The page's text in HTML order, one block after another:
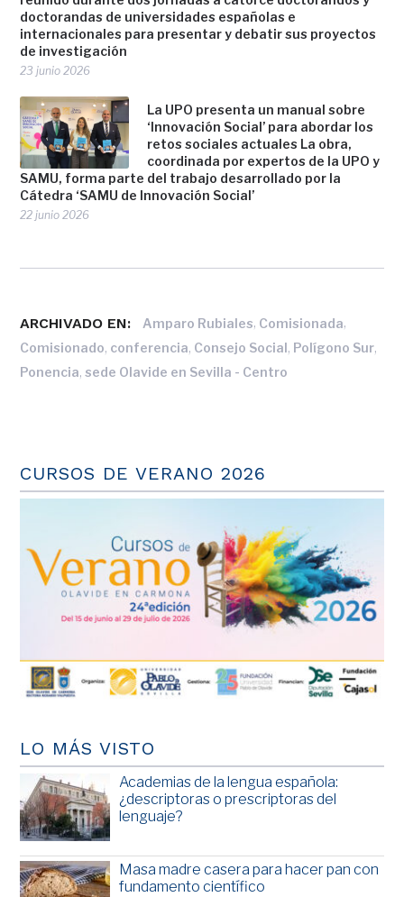
doctorandas de universidades españolas e
internacionales para presentar y debatir sus proyectos
de investigación
23 junio 2026
La UPO presenta un manual sobre
‘Innovación Social’ para abordar los
retos sociales actuales La obra,
coordinada por expertos de la UPO y
SAMU, forma parte del trabajo desarrollado por la
Cátedra ‘SAMU de Innovación Social’
22 junio 2026
ARCHIVADO EN: Amparo Rubiales, Comisionada,
Comisionado, conferencia, Consejo Social, Polígono Sur,
Ponencia,sede Olavide en Sevilla - Centro
CURSOS DE VERANO 2026
LO MÁS VISTO
Academias de la lengua española:
¿descriptoras o prescriptoras del
lenguaje?
Masa madre casera para hacer pan con
fundamento científico